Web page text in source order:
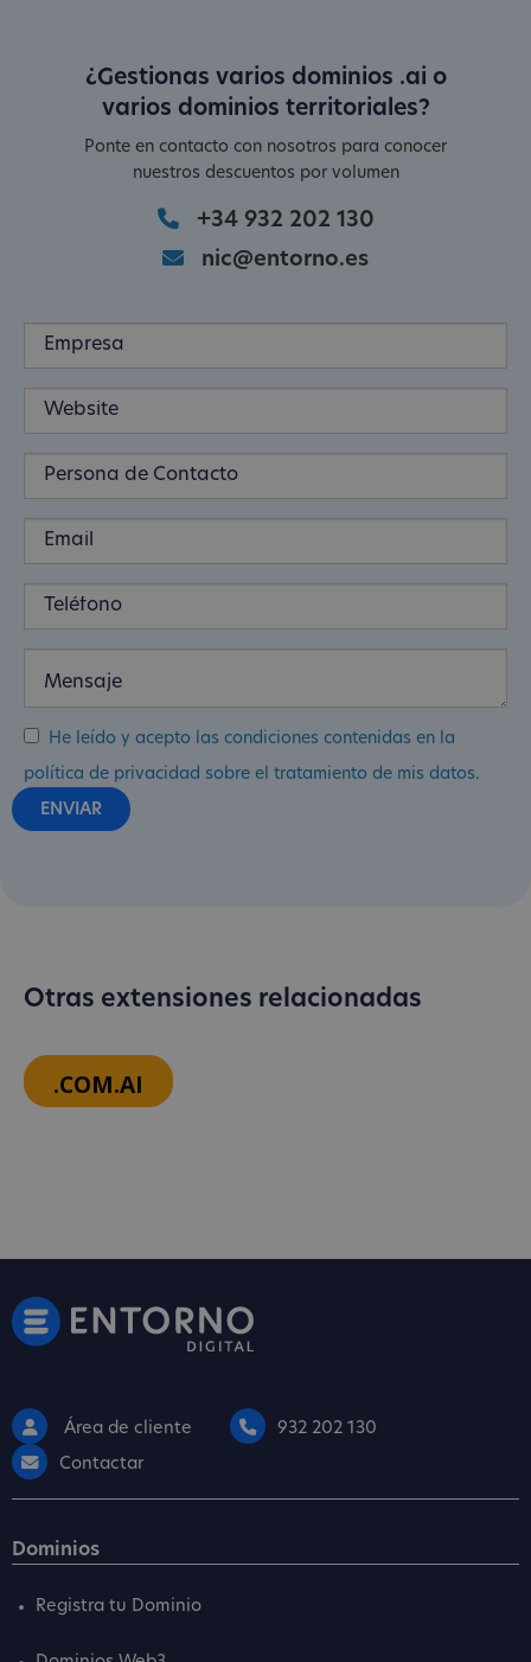
¿Gestionas varios dominios .ai o
varios dominios territoriales?
Ponte en contacto con nosotros para conocer
nuestros descuentos por volumen
+34 932 202 130
nic@entorno.es
He leído y acepto las condiciones contenidas en la
política de privacidad sobre el tratamiento de mis datos.
Otras extensiones relacionadas
.COM.AI
Área de cliente
932 202 130
Contactar
Dominios
Registra tu Dominio